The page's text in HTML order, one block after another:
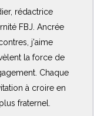
rédactrice
FBJ. Ancrée
j'aime
la force de
Chaque
à croire en
fraternel.